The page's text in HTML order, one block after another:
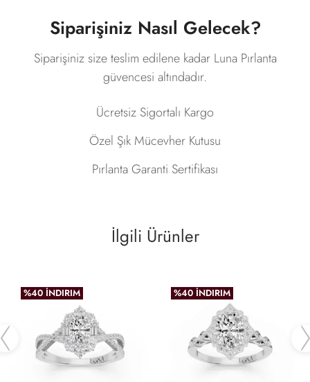
Siparişiniz Nasıl Gelecek?
Siparişiniz size teslim edilene kadar Luna Pırlanta
güvencesi altındadır.
Ücretsiz Sigortalı Kargo
Özel Şık Mücevher Kutusu
Pırlanta Garanti Sertifikası
İlgili Ürünler
Previous
%40 İNDIRIM %40 İNDIRIM